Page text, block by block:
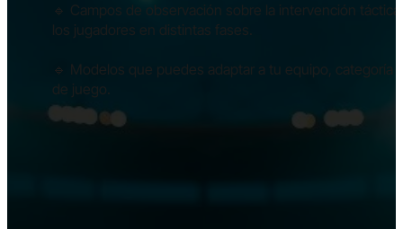
🔹 Campos de observación sobre la intervención
los jugadores en distintas fases.
🔹 Modelos que puedes adaptar a tu equipo, categoría
de juego.